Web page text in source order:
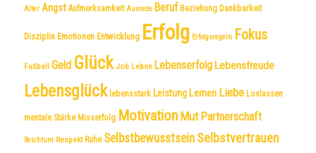
Alter Angst Aufmerksamkeit Ausrede Beruf Beziehung Dankbarkeit
Disziplin Emotionen Entwicklung Erfolg Erfolgsregeln Fokus
Fußball Geld Glück Job Leben Lebenserfolg Lebensfreude
Lebensglück lebensstark LeistungLernen Liebe Loslassen
mentale Stärke Misserfolg Motivation Mut Partnerschaft
Reichtum Respekt Ruhe Selbstbewusstsein Selbstvertrauen